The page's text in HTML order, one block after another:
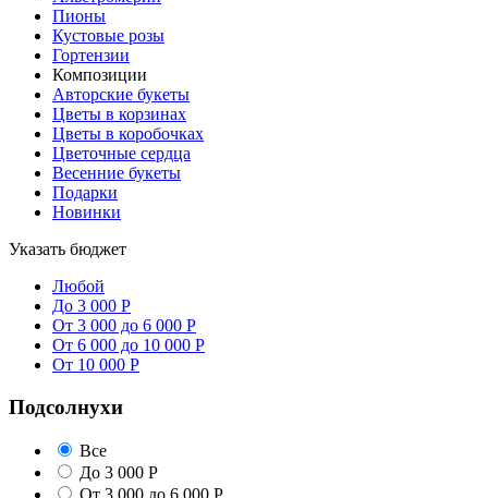
Пионы
Кустовые розы
Гортензии
Композиции
Авторские букеты
Цветы в корзинах
Цветы в коробочках
Цветочные сердца
Весенние букеты
Подарки
Новинки
Указать бюджет
Любой
До 3 000 Р
От 3 000 до 6 000 Р
От 6 000 до 10 000 Р
От 10 000 Р
Подсолнухи
Все
До 3 000 Р